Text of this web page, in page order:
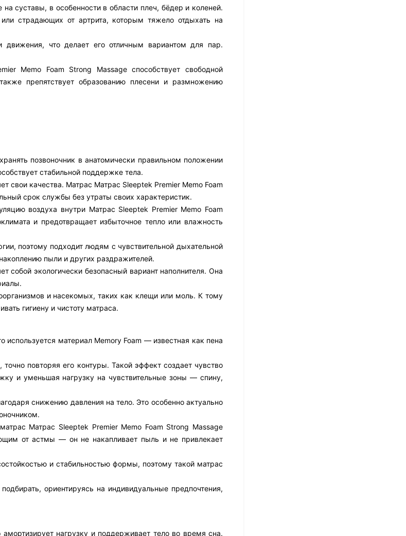
суставы, в особенности в области плеч, бёдер и коленей.
страдающих от артрита, которым тяжело отдыхать на
что делает его отличным вариантом для пар.
Memo Foam Strong Massage способствует свободной
препятствует образованию плесени и размножению
позвоночник в анатомически правильном положении
стабильной поддержке тела.
свои качества. Матрас Матрас Sleeptek Premier Memo Foam
срок службы без утраты своих характеристик.
воздуха внутри Матрас Sleeptek Premier Memo Foam
и предотвращает избыточное тепло или влажность
поэтому подходит людям с чувствительной дыхательной
пыли и других раздражителей.
собой экологически безопасный вариант наполнителя. Она
и насекомых, таких как клещи или моль. К тому
гигиену и чистоту матраса.
используется материал Memory Foam — известная как пена
повторяя его контуры. Такой эффект создает чувство
и уменьшая нагрузку на чувствительные зоны — спину,
снижению давления на тело. Это особенно актуально
Матрас Sleeptek Premier Memo Foam Strong Massage
от астмы — он не накапливает пыль и не привлекает
и стабильностью формы, поэтому такой матрас
ориентируясь на индивидуальные предпочтения,
нагрузку и поддерживает тело во время сна.